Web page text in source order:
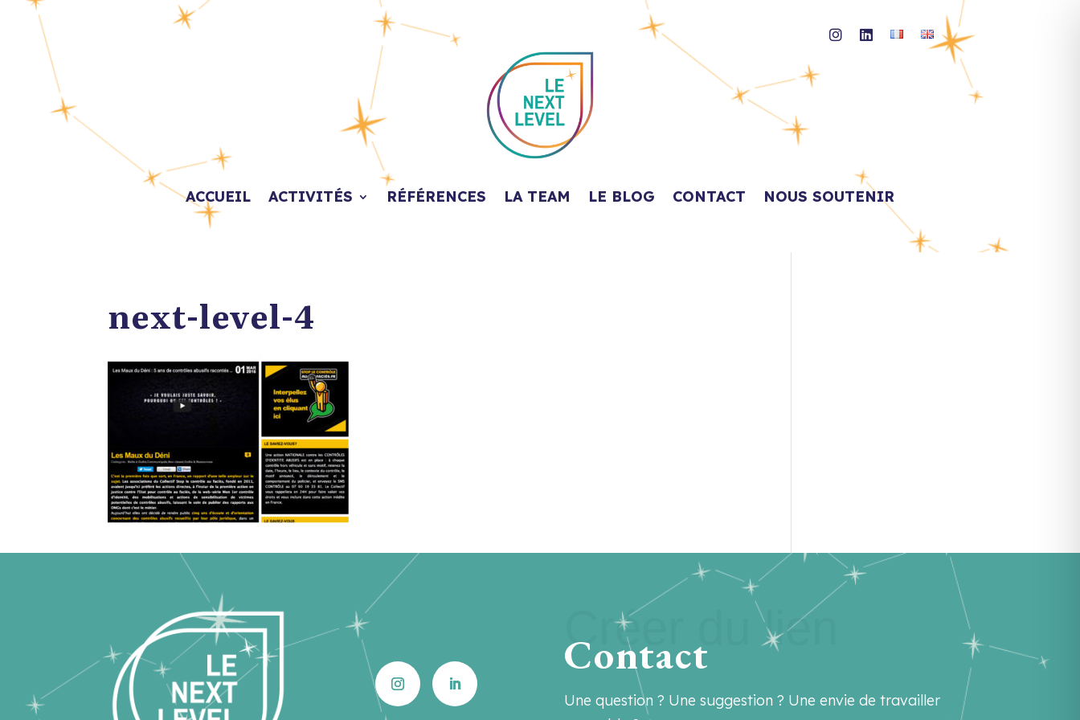
ACCUEIL ACTIVITÉS RÉFÉRENCES LA TEAM LE BLOG CONTACT NOUS SOUTENIR
next-level-4
Créer du lien
Contact
Une question ? Une suggestion ? Une envie de travailler